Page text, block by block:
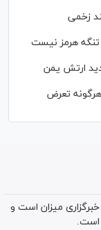
تنگه هرمز نیست
هرگونه تعرض
میزان است و
است.